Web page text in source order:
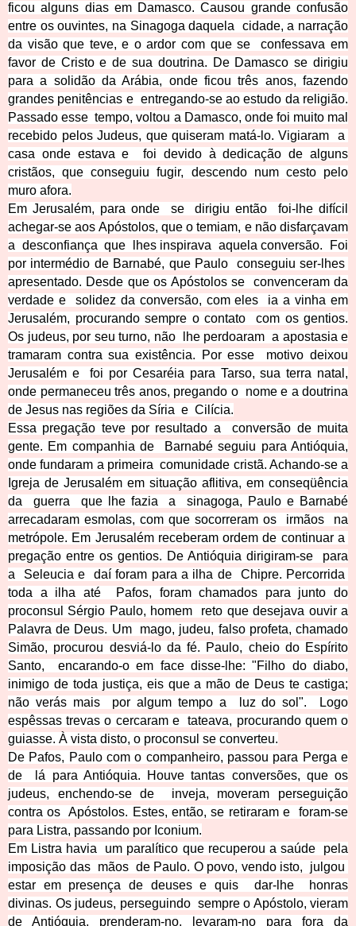
ficou alguns dias em Damasco. Causou grande confusão
entre os ouvintes, na Sinagoga daquela cidade, a narração
da visão que teve, e o ardor com que se confessava em
favor de Cristo e de sua doutrina. De Damasco se dirigiu
para a solidão da Arábia, onde ficou três anos, fazendo
grandes penitências e entregando-se ao estudo da religião.
Passado esse tempo, voltou a Damasco, onde foi muito ma
recebido pelos Judeus, que quiseram matá-lo. Vigiaram a
casa onde estava e foi devido à dedicação de alguns
cristãos, que conseguiu fugir, descendo num cesto pelo
muro afora.
Em Jerusalém, para onde se dirigiu então foi-lhe difícil
achegar-se aos Apóstolos, que o temiam, e não disfarçavam
a desconfiança que lhes inspirava aquela conversão. Foi
por intermédio de Barnabé, que Paulo conseguiu ser-lhes
apresentado. Desde que os Apóstolos se convenceram da
verdade e solidez da conversão, com eles ia a vinha em
Jerusalém, procurando sempre o contato com os gentios.
Os judeus, por seu turno, não lhe perdoaram a apostasia e
tramaram contra sua existência. Por esse motivo deixou
Jerusalém e foi por Cesaréia para Tarso, sua terra natal,
onde permaneceu três anos, pregando o nome e a doutrina
de Jesus nas regiões da Síria e Cilícia.
Essa pregação teve por resultado a conversão de muita
gente. Em companhia de Barnabé seguiu para Antióquia,
onde fundaram a primeira comunidade cristã. Achando-se a
Igreja de Jerusalém em situação aflitiva, em conseqüência
da guerra que lhe fazia a sinagoga, Paulo e Barnabé
arrecadaram esmolas, com que socorreram os irmãos na
metrópole. Em Jerusalém receberam ordem de continuar a
pregação entre os gentios. De Antióquia dirigiram-se para
a Seleucia e daí foram para a ilha de Chipre. Percorrida
toda a ilha até Pafos, foram chamados para junto do
proconsul Sérgio Paulo, homem reto que desejava ouvir a
Palavra de Deus. Um mago, judeu, falso profeta, chamado
Simão, procurou desviá-lo da fé. Paulo, cheio do Espírito
Santo, encarando-o em face disse-lhe: "Filho do diabo,
inimigo de toda justiça, eis que a mão de Deus te castiga;
não verás mais por algum tempo a luz do sol". Logo
espêssas trevas o cercaram e tateava, procurando quem o
guiasse. À vista disto, o proconsul se converteu.
De Pafos, Paulo com o companheiro, passou para Perga e
de lá para Antióquia. Houve tantas conversões, que os
judeus, enchendo-se de inveja, moveram perseguição
contra os Apóstolos. Estes, então, se retiraram e foram-se
para Listra, passando por Iconium.
Em Listra havia um paralítico que recuperou a saúde pela
imposição das mãos de Paulo. O povo, vendo isto, julgou
estar em presença de deuses e quis dar-lhe honras
divinas. Os judeus, perseguindo sempre o Apóstolo, vieram
de Antióquia, prenderam-no, levaram-no para fora da